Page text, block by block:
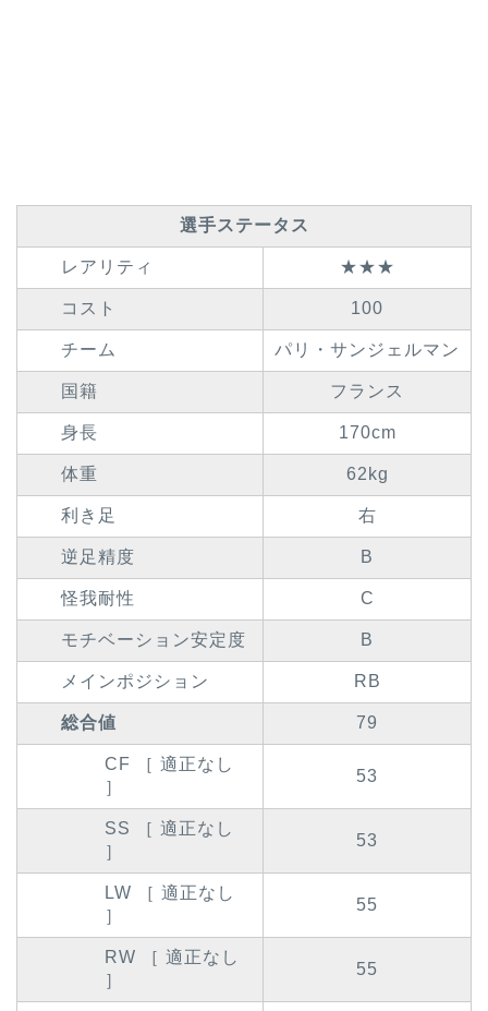
選手ステータス
レアリティ ★★★
コスト 100
チーム パリ・サンジェルマン
国籍 フランス
身長 170cm
体重 62kg
利き足 右
逆足精度 B
怪我耐性 C
モチベーション安定度 B
メインポジション RB
総合値 79
CF ［ 適正なし
］
53
SS ［ 適正なし
］
53
LW ［ 適正なし
］
55
RW ［ 適正なし
］
55